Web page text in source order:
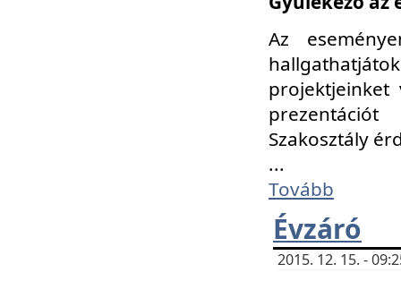
Az
Szakosztály
...
Tovább
Évzáró
2015. 12. 15. -